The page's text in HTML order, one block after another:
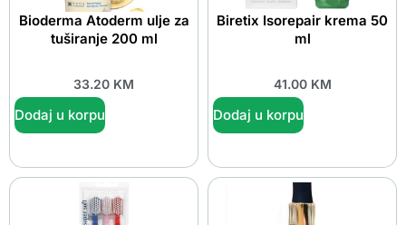
Bioderma Atoderm ulje za
tuširanje 200 ml
33.20 KM
Dodaj u korpu
Biretix Isorepair krema 50
ml
41.00 KM
Dodaj u korpu